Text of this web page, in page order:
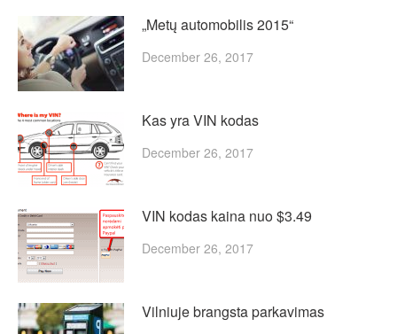
„Metų automobilis 2015“
December 26, 2017
Kas yra VIN kodas
December 26, 2017
VIN kodas kaina nuo $3.49
December 26, 2017
Vilniuje brangsta parkavimas